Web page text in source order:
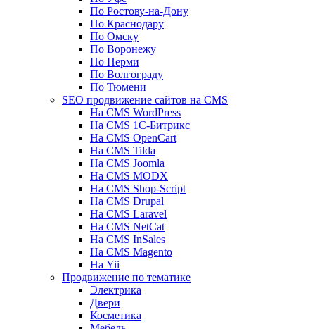
По Ростову-на-Дону
По Краснодару
По Омску
По Воронежу
По Перми
По Волгограду
По Тюмени
SEO продвижение сайтов на CMS
На CMS WordPress
На CMS 1С-Битрикс
На CMS OpenCart
На CMS Tilda
На CMS Joomla
На CMS MODX
На CMS Shop-Script
На CMS Drupal
На CMS Laravel
На CMS NetCat
На CMS InSales
На CMS Magento
На Yii
Продвижение по тематике
Электрика
Двери
Косметика